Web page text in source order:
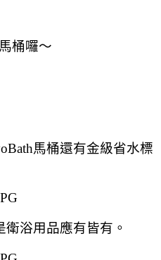
桶囉～
馬桶還有金級省水標
衛浴用品應有皆有。